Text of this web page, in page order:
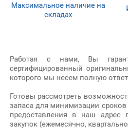
Максимальное наличие на
складах
Работая с нами, Вы
сертифицированный
которого мы несем полную
Готовы рассмотреть
запаса для минимизации сроков
предоставления в наш адрес
закупок (ежемесячно,